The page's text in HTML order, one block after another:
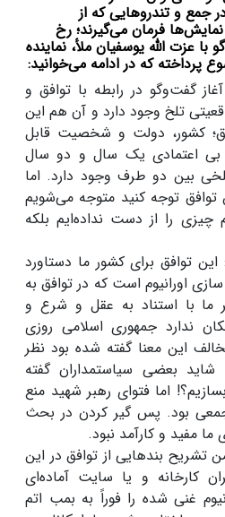
جمع و تندروهایی که از
فرمان می‌گیرند؛ رخ
عزت الله یوسفیان ملأ، نماینده
که در ادامه می‌خوانید:
گفت‌وگو در رابطه با توافق و
تلخ وجود دارد و آن هم این
کشور، دولت و شخصیت قابل
بی اعتمادی یک سال و دو سال
بین دو طرف وجود دارد. اما
توافق توجه کنید متوجه می‌شویم
را از دست نداده‌ایم بلکه
توافق برای کشور ما دستاورد
اورانیوم است که در توافق به
با استناد به عقل و شرع و
ندارد جمهوری اسلامی روزی
این معنا گفته شده بود نظر
بعضی سیاستمداران گفته
اما فتوای رهبر شهید منع
بود. پس گیر کردن در بحث
ما مفید و کارآمد نبود.
بندهایی از توافق در این
کارخانه و یا سایت آماده‌ای
غنی شده را فوراً به بمب اتم